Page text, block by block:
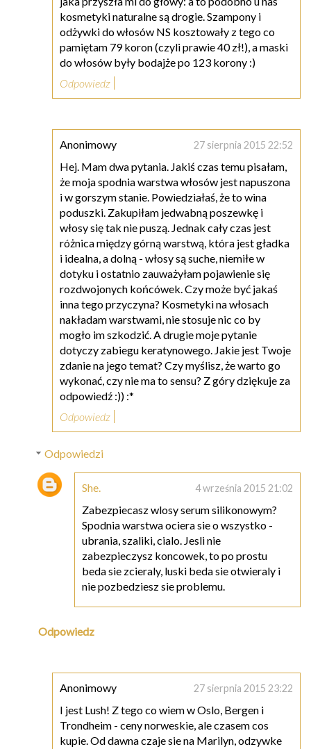
kosmetyki naturalne są drogie. Szampony i
odżywki do włosów NS kosztowały z tego co
pamiętam 79 koron (czyli prawie 40 zł!), a maski
do włosów były bodajże po 123 korony :)
Odpowiedz
Anonimowy 27 sierpnia 2015 22:52
Hej. Mam dwa pytania. Jakiś czas temu pisałam,
że moja spodnia warstwa włosów jest napuszona
i w gorszym stanie. Powiedziałaś, że to wina
poduszki. Zakupiłam jedwabną poszewkę i
włosy się tak nie puszą. Jednak cały czas jest
różnica między górną warstwą, która jest gładka
i idealna, a dolną - włosy są suche, niemiłe w
dotyku i ostatnio zauważyłam pojawienie się
rozdwojonych końcówek. Czy może być jakaś
inna tego przyczyna? Kosmetyki na włosach
nakładam warstwami, nie stosuje nic co by
mogło im szkodzić. A drugie moje pytanie
dotyczy zabiegu keratynowego. Jakie jest Twoje
zdanie na jego temat? Czy myślisz, że warto go
wykonać, czy nie ma to sensu? Z góry dziękuje za
odpowiedź :)) :*
Odpowiedz
Odpowiedzi
She. 4 września 2015 21:02
Zabezpiecasz wlosy serum silikonowym?
Spodnia warstwa ociera sie o wszystko -
ubrania, szaliki, cialo. Jesli nie
zabezpieczysz koncowek, to po prostu
beda sie zcieraly, luski beda sie otwieraly i
nie pozbedziesz sie problemu.
Odpowiedz
Anonimowy 27 sierpnia 2015 23:22
I jest Lush! Z tego co wiem w Oslo, Bergen i
Trondheim - ceny norweskie, ale czasem cos
kupie. Od dawna czaje sie na Marilyn, odzywke